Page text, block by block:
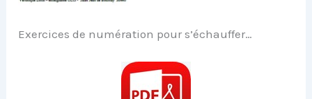
Exercices de numération pour s’échauffer…